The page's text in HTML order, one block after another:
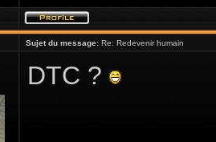
Sujet du message: Re: Redevenir humain
DTC ?